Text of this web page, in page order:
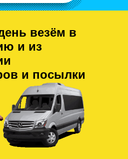
везём в
и из
и посылки